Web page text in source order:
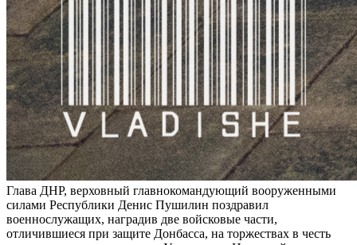
Глава ДНР, верховный главнокомандующий вооруженными
силами Республики Денис Пушилин поздравил
военнослужащих, наградив две войсковые части,
отличившиеся при защите Донбасса, на торжествах в честь